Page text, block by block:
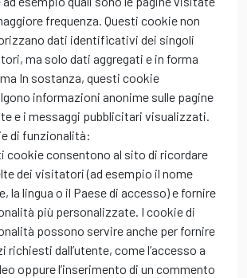
frequenza. Questi cookie non
dati identificativi dei singoli
ma solo dati aggregati e in forma
In sostanza, questi cookie
informazioni anonime sulle pagine
e i messaggi pubblicitari visualizzati.
di funzionalità:
cookie consentono al sito di ricordare
dei visitatori (ad esempio il nome
la lingua o il Paese di accesso) e fornire
più personalizzate. I cookie di
possono servire anche per fornire
richiesti dall’utente, come l’accesso a
oppure l’inserimento di un commento